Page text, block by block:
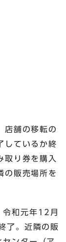
店舗の移転の
しているか終
取り券を購入
の販売場所を
令和元年12月
了。近隣の販